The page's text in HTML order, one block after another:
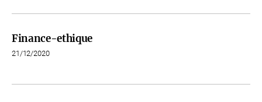
Finance-ethique
21/12/2020